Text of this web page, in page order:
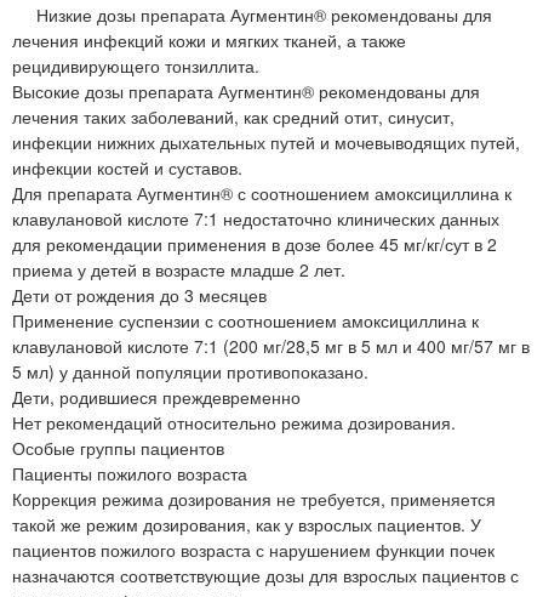
Низкие дозы препарата Аугментин® рекомендованы для
лечения инфекций кожи и мягких тканей, а также
рецидивирующего тонзиллита.
Высокие дозы препарата Аугментин® рекомендованы для
лечения таких заболеваний, как средний отит, синусит,
инфекции нижних дыхательных путей и мочевыводящих путей,
инфекции костей и суставов.
Для препарата Аугментин® с соотношением амоксициллина к
клавулановой кислоте 7:1 недостаточно клинических данных
для рекомендации применения в дозе более 45 мг/кг/сут в 2
приема у детей в возрасте младше 2 лет.
Дети от рождения до 3 месяцев
Применение суспензии с соотношением амоксициллина к
клавулановой кислоте 7:1 (200 мг/28,5 мг в 5 мл и 400 мг/57 мг в
5 мл) у данной популяции противопоказано.
Дети, родившиеся преждевременно
Нет рекомендаций относительно режима дозирования.
Особые группы пациентов
Пациенты пожилого возраста
Коррекция режима дозирования не требуется, применяется
такой же режим дозирования, как у взрослых пациентов. У
пациентов пожилого возраста с нарушением функции почек
назначаются соответствующие дозы для взрослых пациентов с